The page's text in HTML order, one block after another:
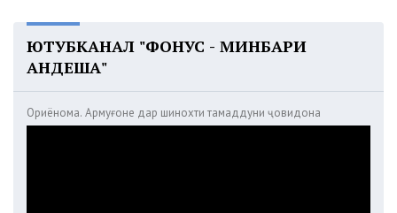
ЮТУБКАНАЛ "ФОНУС - МИНБАРИ
АНДЕША"
Ориёнома. Армуғоне дар шинохти тамаддуни ҷовидона